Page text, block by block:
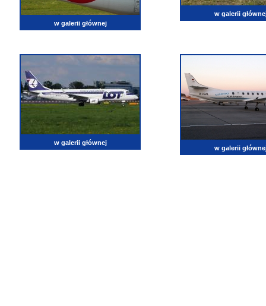
w galerii głównej
w galerii
w galerii głównej
w galerii